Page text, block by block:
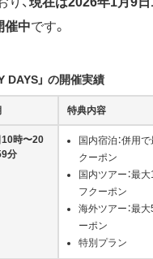
催中です。
DAYS」 の開催実績
特典内容
時〜20
分
国内宿泊：併用
クーポン
国内ツアー：最
フクーポン
海外ツアー：最
ーポン
特別プラン